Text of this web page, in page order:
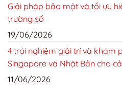
Giải pháp bảo mật và tối ưu
trường số
19/06/2026
4 trải nghiệm giải trí và khám
Singapore và Nhật Bản cho
11/06/2026